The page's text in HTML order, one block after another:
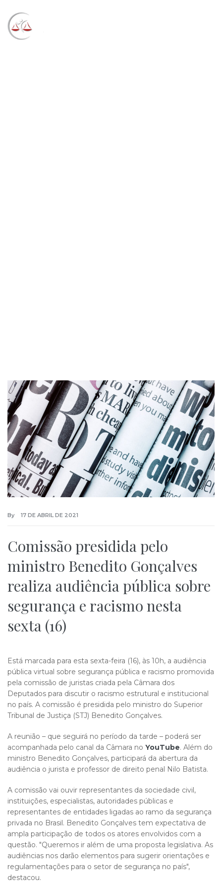
By 17 DE ABRIL DE 2021
Comissão presidida pelo
ministro Benedito Gonçalves
realiza audiência pública sobre
segurança e racismo nesta
sexta (16)
Está marcada para esta sexta-feira (16), às 10h, a audiência
pública virtual sobre segurança pública e racismo promovida
pela comissão de juristas criada pela Câmara dos
Deputados para discutir o racismo estrutural e institucional
no país. A comissão é presidida pelo ministro do Superior
Tribunal de Justiça (STJ) Benedito Gonçalves.
A reunião – que seguirá no período da tarde – poderá ser
acompanhada pelo canal da Câmara no YouT​​​ube. Além do
ministro Benedito Gonçalves, participará da abertura da
audiência o jurista e professor de direito penal Nilo Batista.
A comissão vai ouvir representantes da sociedade civil,
instituições, especialistas, autoridades públicas e
representantes de entidades ligadas ao ramo da segurança
privada no Brasil. Benedito Gonçalves tem expectativa de
ampla participação de todos os atores envolvidos com a
questão. "Queremos ir além de uma proposta legislativa. As
audiências nos darão elementos para sugerir orientações e
regulamentações para o setor de segurança no país",
destacou.